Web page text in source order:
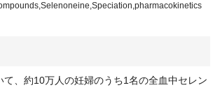
て、約10万人の妊婦のうち1名の全血中セレン